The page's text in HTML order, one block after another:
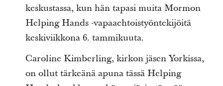
keskustassa, kun hän tapasi muita Mormon
Helping Hands -vapaaehtoistyöntekijöitä
keskiviikkona 6. tammikuuta.
Caroline Kimberling, kirkon jäsen Yorkissa,
on ollut tärkeänä apuna tässä Helping